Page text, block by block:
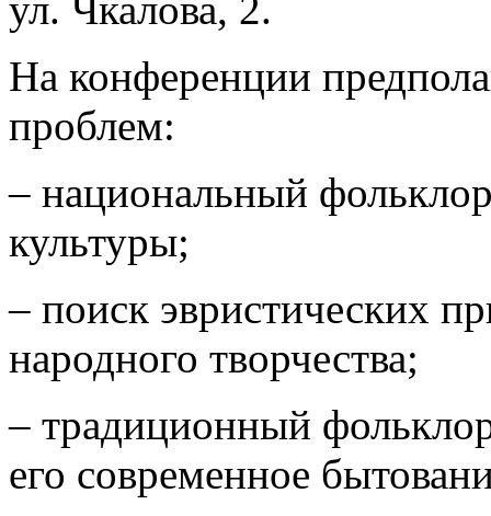
ул. Чкалова, 2.
На конференции
проблем:
– национальный
культуры;
– поиск эвристических
народного творчества;
– традиционный
его современное